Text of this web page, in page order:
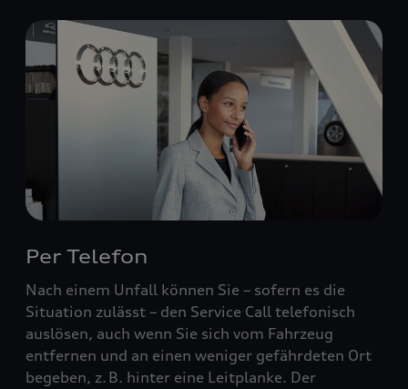
Per Telefon
Nach einem Unfall können Sie – sofern es die
Situation zulässt – den Service Call telefonisch
auslösen, auch wenn Sie sich vom Fahrzeug
entfernen und an einen weniger gefährdeten Ort
begeben, z. B. hinter eine Leitplanke. Der